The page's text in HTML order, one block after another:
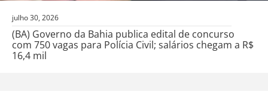
julho 30, 2026
(BA) Governo da Bahia publica edital de concurso
com 750 vagas para Polícia Civil; salários chegam a R$
16,4 mil